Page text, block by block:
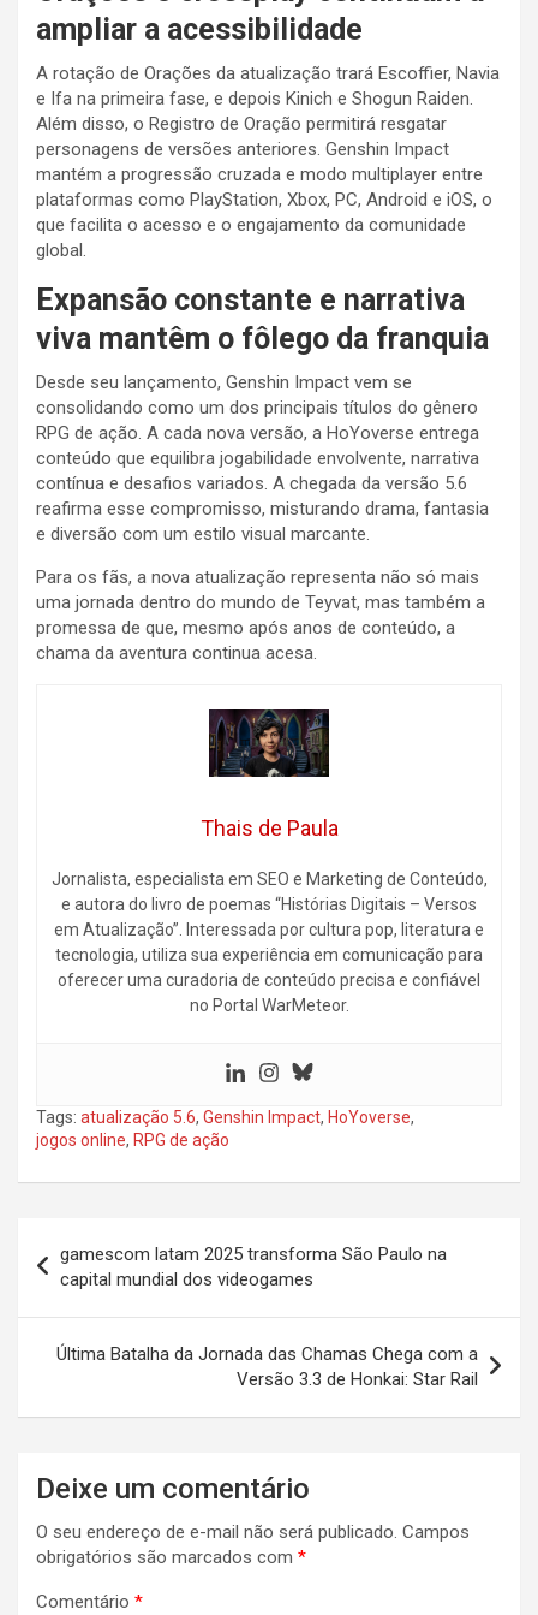
ampliar a acessibilidade
A rotação de Orações da atualização trará Escoffier, Navia
e Ifa na primeira fase, e depois Kinich e Shogun Raiden.
Além disso, o Registro de Oração permitirá resgatar
personagens de versões anteriores. Genshin Impact
mantém a progressão cruzada e modo multiplayer entre
plataformas como PlayStation, Xbox, PC, Android e iOS, o
que facilita o acesso e o engajamento da comunidade
global.
Expansão constante e narrativa
viva mantêm o fôlego da franquia
Desde seu lançamento, Genshin Impact vem se
consolidando como um dos principais títulos do gênero
RPG de ação. A cada nova versão, a HoYoverse entrega
conteúdo que equilibra jogabilidade envolvente, narrativa
contínua e desafios variados. A chegada da versão 5.6
reafirma esse compromisso, misturando drama, fantasia
e diversão com um estilo visual marcante.
Para os fãs, a nova atualização representa não só mais
uma jornada dentro do mundo de Teyvat, mas também a
promessa de que, mesmo após anos de conteúdo, a
chama da aventura continua acesa.
Thais de Paula
Jornalista, especialista em SEO e Marketing de Conteúdo,
e autora do livro de poemas “Histórias Digitais – Versos
em Atualização”. Interessada por cultura pop, literatura e
tecnologia, utiliza sua experiência em comunicação para
oferecer uma curadoria de conteúdo precisa e confiável
no Portal WarMeteor.
Tags: atualização 5.6, Genshin Impact, HoYoverse,
jogos online, RPG de ação
de
Post
gamescom latam 2025 transforma São Paulo na
capital mundial dos videogames
Última Batalha da Jornada das Chamas Chega com a
Versão 3.3 de Honkai: Star Rail
Deixe um comentário
O seu endereço de e-mail não será publicado. Campos
obrigatórios são marcados com *
Comentário *